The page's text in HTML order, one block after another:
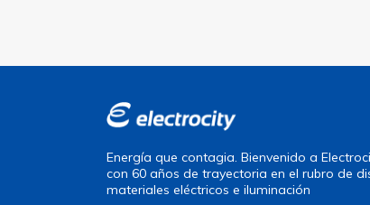
Energía que contagia. Bienvenido a
con 60 años de trayectoria en el rubro de
materiales eléctricos e iluminación